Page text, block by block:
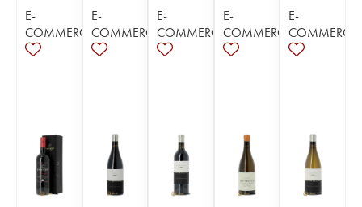
E-
COMMERCE
E-
COMMERCE
E-
COMMERCE
E-
COMMERCE
E-
COMMERCE